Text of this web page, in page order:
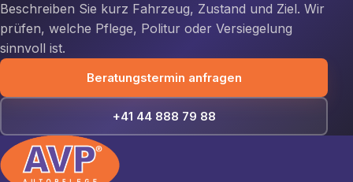
Beschreiben Sie kurz Fahrzeug, Zustand und Ziel. Wir
prüfen, welche Pflege, Politur oder Versiegelung
sinnvoll ist.
Beratungstermin anfragen
+41 44 888 79 88